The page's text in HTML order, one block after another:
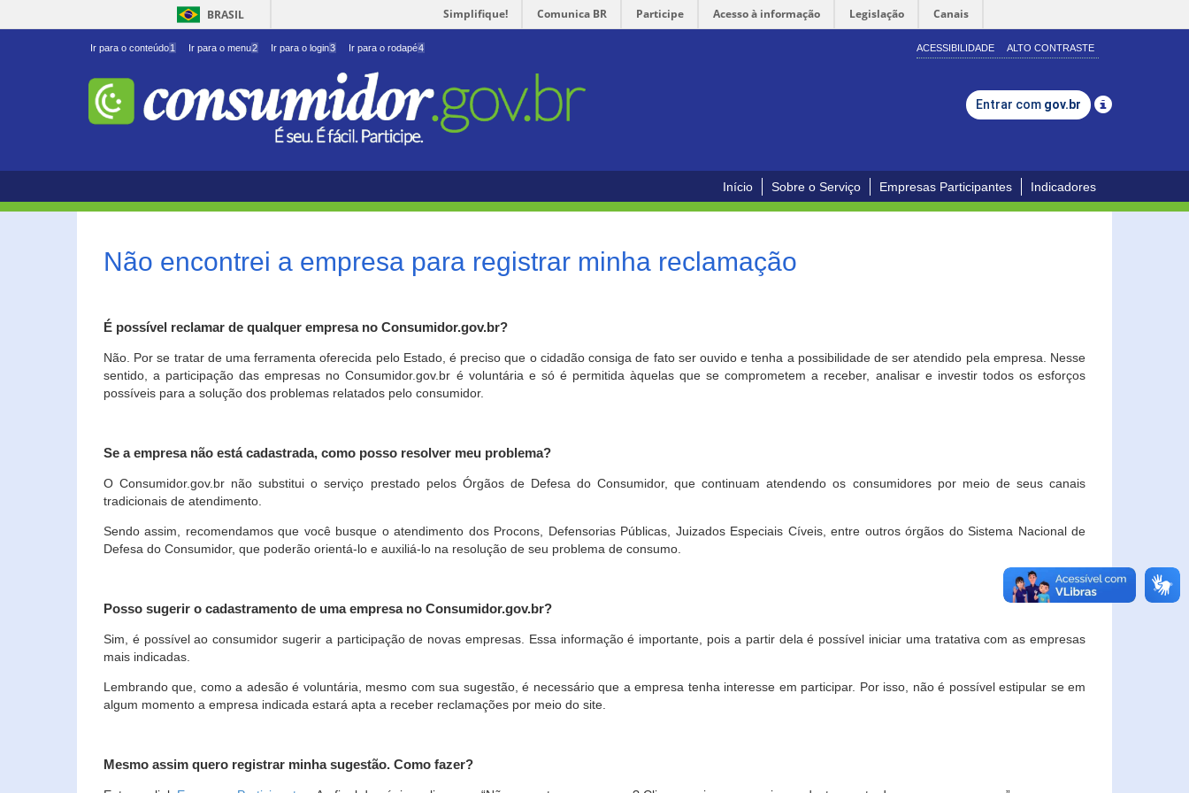
BRASIL Simplifique! Comunica BR Participe Acesso à informação Legislação Canais
Ir para o conteúdo1 Ir para o menu2 Ir para o login3 Ir para o rodapé4 ACESSIBILIDADE ALTO CONTRASTE
Entrar com gov.br
Início Sobre o Serviço Empresas Participantes Indicadores
Não encontrei a empresa para registrar minha reclamação
É possível reclamar de qualquer empresa no Consumidor.gov.br?
Não. Por se tratar de uma ferramenta oferecida pelo Estado, é preciso que o cidadão consiga de fato ser ouvido e tenha a possibilidade de ser atendido pela empresa. Nesse
sentido, a participação das empresas no Consumidor.gov.br é voluntária e só é permitida àquelas que se comprometem a receber, analisar e investir todos os esforços
possíveis para a solução dos problemas relatados pelo consumidor.
Se a empresa não está cadastrada, como posso resolver meu problema?
O Consumidor.gov.br não substitui o serviço prestado pelos Órgãos de Defesa do Consumidor, que continuam atendendo os consumidores por meio de seus canais
tradicionais de atendimento.
Sendo assim, recomendamos que você busque o atendimento dos Procons, Defensorias Públicas, Juizados Especiais Cíveis, entre outros órgãos do Sistema Nacional de
Defesa do Consumidor, que poderão orientá-lo e auxiliá-lo na resolução de seu problema de consumo.
Posso sugerir o cadastramento de uma empresa no Consumidor.gov.br?
Sim, é possível ao consumidor sugerir a participação de novas empresas. Essa informação é importante, pois a partir dela é possível iniciar uma tratativa com as empresas
mais indicadas.
Lembrando que, como a adesão é voluntária, mesmo com sua sugestão, é necessário que a empresa tenha interesse em participar. Por isso, não é possível estipular se em
algum momento a empresa indicada estará apta a receber reclamações por meio do site.
Mesmo assim quero registrar minha sugestão. Como fazer?